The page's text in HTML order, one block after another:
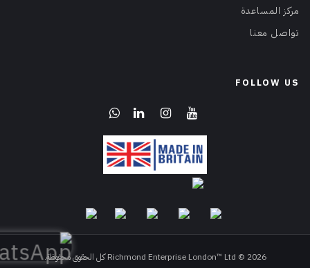
مركز المساعدة
تواصل معنا
FOLLOW US
Richmond Enterprise London™ Ltd © 2026 كل الحقوق محفوظة.